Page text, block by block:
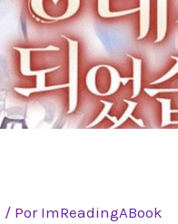
/ Por ImReadingABook